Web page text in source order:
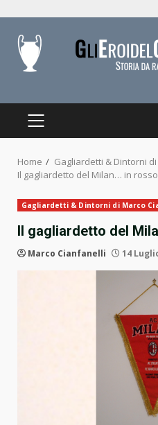
content
PRIMARY
Home
Gagliardetti & Dintorni
Il gagliardetto del Milan… in rosso
Gagliardetti & Dintorni di Marco
Il gagliardetto del
Marco Cianfanelli 14